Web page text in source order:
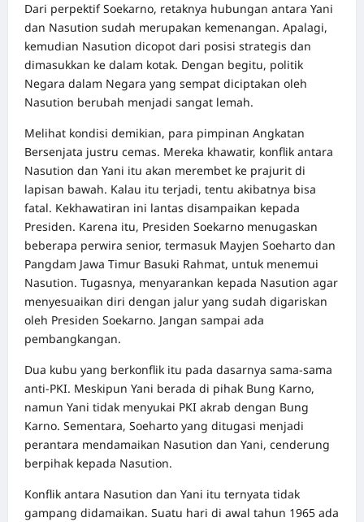
Dari perpektif Soekarno, retaknya hubungan antara Yani
dan Nasution sudah merupakan kemenangan. Apalagi,
kemudian Nasution dicopot dari posisi strategis dan
dimasukkan ke dalam kotak. Dengan begitu, politik
Negara dalam Negara yang sempat diciptakan oleh
Nasution berubah menjadi sangat lemah.
Melihat kondisi demikian, para pimpinan Angkatan
Bersenjata justru cemas. Mereka khawatir, konflik antara
Nasution dan Yani itu akan merembet ke prajurit di
lapisan bawah. Kalau itu terjadi, tentu akibatnya bisa
fatal. Kekhawatiran ini lantas disampaikan kepada
Presiden. Karena itu, Presiden Soekarno menugaskan
beberapa perwira senior, termasuk Mayjen Soeharto dan
Pangdam Jawa Timur Basuki Rahmat, untuk menemui
Nasution. Tugasnya, menyarankan kepada Nasution agar
menyesuaikan diri dengan jalur yang sudah digariskan
oleh Presiden Soekarno. Jangan sampai ada
pembangkangan.
Dua kubu yang berkonflik itu pada dasarnya sama-sama
anti-PKI. Meskipun Yani berada di pihak Bung Karno,
namun Yani tidak menyukai PKI akrab dengan Bung
Karno. Sementara, Soeharto yang ditugasi menjadi
perantara mendamaikan Nasution dan Yani, cenderung
berpihak kepada Nasution.
Konflik antara Nasution dan Yani itu ternyata tidak
gampang didamaikan. Suatu hari di awal tahun 1965 ada